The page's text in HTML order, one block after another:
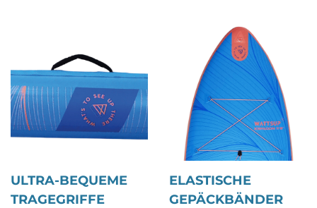
ULTRA-BEQUEME
TRAGEGRIFFE
ELASTISCHE
GEPÄCKBÄNDER